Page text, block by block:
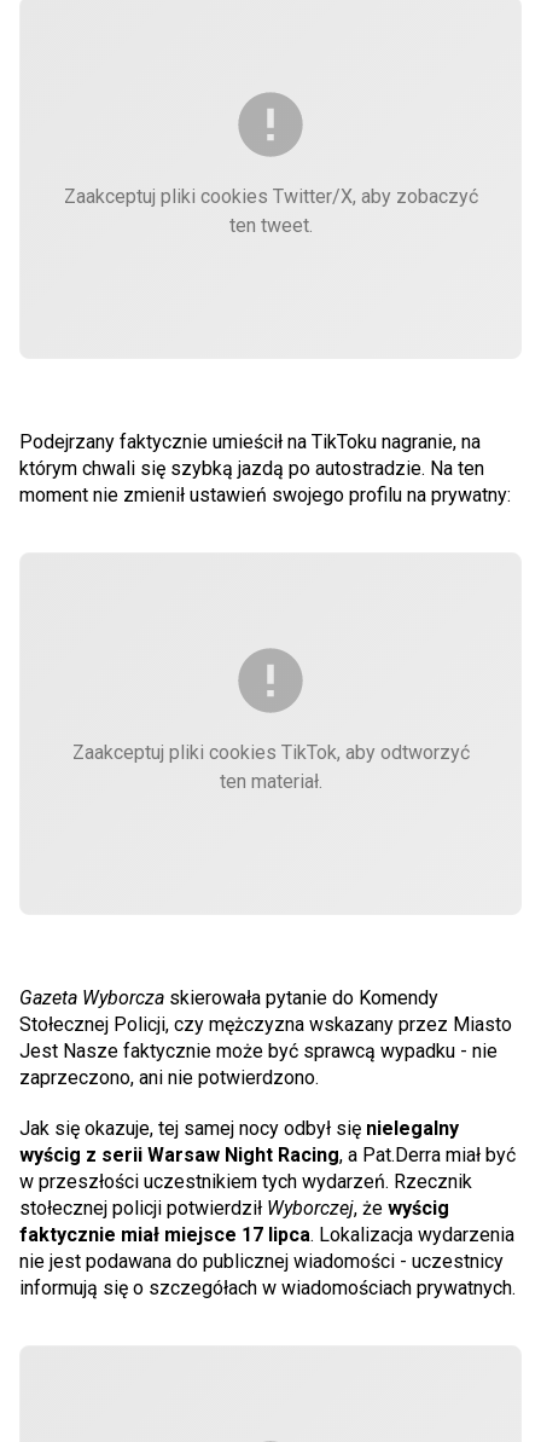
Zaakceptuj pliki cookies Twitter/X, aby zobaczyć
ten tweet.
Podejrzany faktycznie umieścił na TikToku nagranie, na
którym chwali się szybką jazdą po autostradzie. Na ten
moment nie zmienił ustawień swojego profilu na prywatny:
Zaakceptuj pliki cookies TikTok, aby odtworzyć
ten materiał.
Gazeta Wyborcza skierowała pytanie do Komendy
Stołecznej Policji, czy mężczyzna wskazany przez Miasto
Jest Nasze faktycznie może być sprawcą wypadku - nie
zaprzeczono, ani nie potwierdzono.
Jak się okazuje, tej samej nocy odbył się nielegalny
wyścig z serii Warsaw Night Racing, a Pat.Derra miał być
w przeszłości uczestnikiem tych wydarzeń. Rzecznik
stołecznej policji potwierdził Wyborczej, że wyścig
faktycznie miał miejsce 17 lipca. Lokalizacja wydarzenia
nie jest podawana do publicznej wiadomości - uczestnicy
informują się o szczegółach w wiadomościach prywatnych.